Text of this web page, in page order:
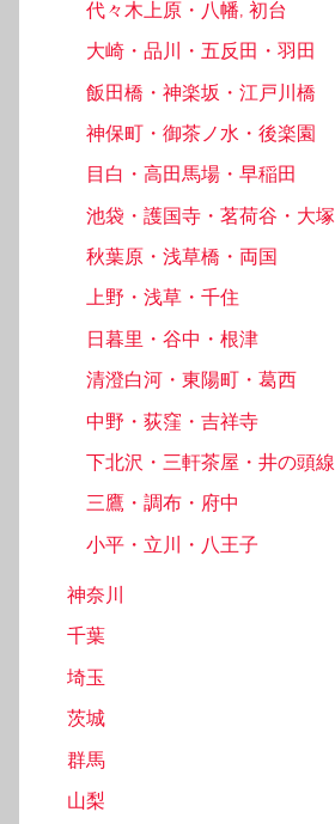
代々木上原・八幡, 初台
大崎・品川・五反田・羽田
飯田橋・神楽坂・江戸川橋
神保町・御茶ノ水・後楽園
目白・高田馬場・早稲田
池袋・護国寺・茗荷谷・大塚
秋葉原・浅草橋・両国
上野・浅草・千住
日暮里・谷中・根津
清澄白河・東陽町・葛西
中野・荻窪・吉祥寺
下北沢・三軒茶屋・井の頭線
三鷹・調布・府中
小平・立川・八王子
神奈川
千葉
埼玉
茨城
群馬
山梨